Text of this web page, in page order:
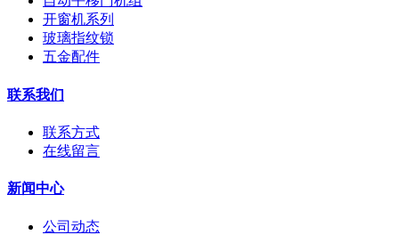
开窗机系列
玻璃指纹锁
五金配件
联系我们
联系方式
在线留言
新闻中心
公司动态